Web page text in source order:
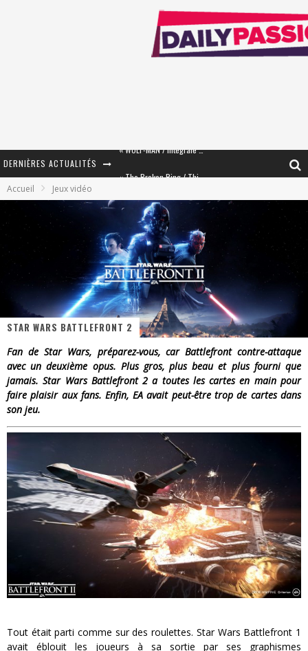
DERNIÈRES ACTUALITÉS
Star Fox
PsyRiver 2026 : la magie revient sur les rives de l’Aar
« MOFUSAND / Parler Japonais » – Des Expressions Pratiques !
« Dr Wertham / L’homme qui étudia les tueurs en série » - Un Métier à Risque !
Assassin's Creed Black Flag Resynced
« Le Vent dand les Saules » - Une Belle Histoire !
Accueil Jeux vidéo
STAR WARS BATTLEFRONT 2
Fan de Star Wars, préparez-vous, car Battlefront contre-attaque
avec un deuxième opus. Plus gros, plus beau et plus fourni que
jamais. Star Wars Battlefront 2 a toutes les cartes en main pour
faire plaisir aux fans. Enfin, EA avait peut-être trop de cartes dans
son jeu.
Tout était parti comme sur des roulettes. Star Wars Battlefront 1
avait éblouit les joueurs à sa sortie par ses graphismes